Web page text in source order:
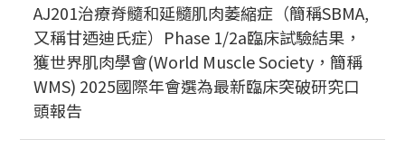
AJ201治療脊髓和延髓肌肉萎縮症（簡稱SBMA,
又稱甘迺迪氏症）Phase 1/2a臨床試驗結果，
獲世界肌肉學會(World Muscle Society，簡稱
WMS) 2025國際年會選為最新臨床突破研究口
頭報告